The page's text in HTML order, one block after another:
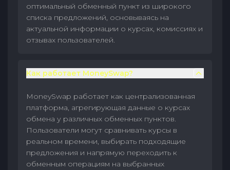
оптимальный обменный пункт из широкого
списка предложений, основываясь на
актуальной информации о курсах, комиссиях и
отзывах пользователей.
Как работает MoneySwap?
MoneySwap работает как централизованная
платформа, агрегирующая данные о курсах
обмена у различных обменных пунктов.
Пользователи могут сравнивать курсы в
реальном времени, выбирать подходящие
предложения и напрямую переходить к
обменным операциям на выбранных